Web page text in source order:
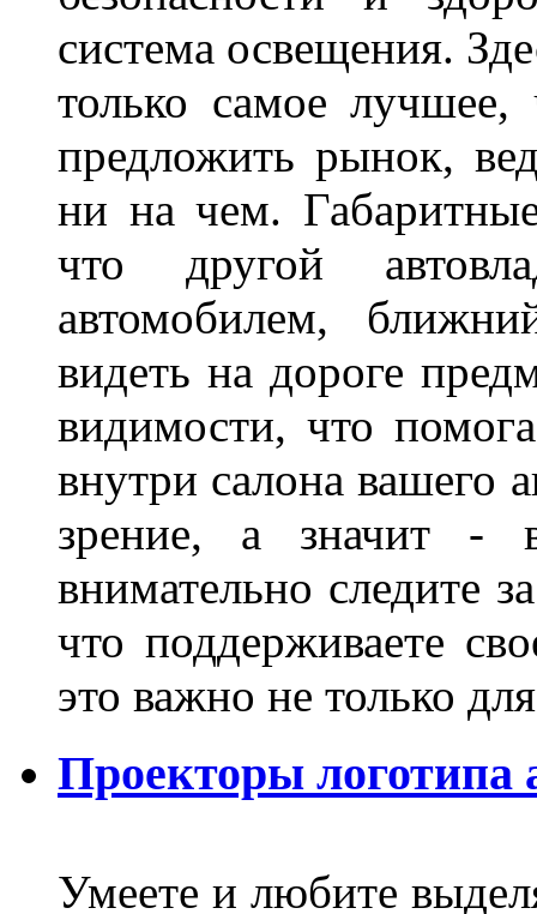
система освещения.
только самое
предложить рынок,
ни на чем.
что другой
автомобилем,
видеть на дороге
видимости, что
внутри салона вашего
зрение, а значит -
внимательно следите
что поддерживаете
это важно не только
Проекторы логотипа
Умеете и любите